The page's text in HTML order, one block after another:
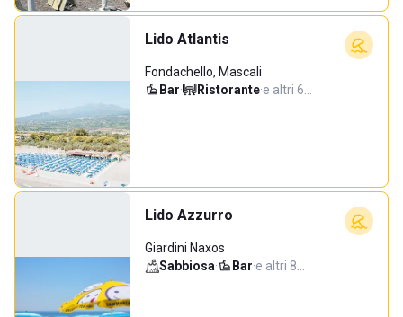
Lido Atlantis
Fondachello, Mascali
Bar· Ristorante·e altri 6…
Lido Azzurro
Giardini Naxos
Sabbiosa· Bar·e altri 8…